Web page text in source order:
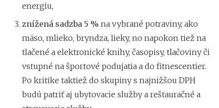
energiu,
znížená sadzba 5 % na vybrané potraviny, ako
mäso, mlieko, bryndza, lieky, no napokon tiež na
tlačené a elektronické knihy, časopisy, tlačoviny či
vstupné na športové podujatia a do fitnescentier.
Po kritike taktiež do skupiny s najnižšou DPH
budú patriť aj ubytovacie služby a reštauračné a